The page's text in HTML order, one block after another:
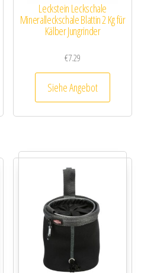
Leckstein Leckschale
Mineralleckschale Blattin 2 Kg für
Kälber Jungrinder
€7.29
Siehe Angebot